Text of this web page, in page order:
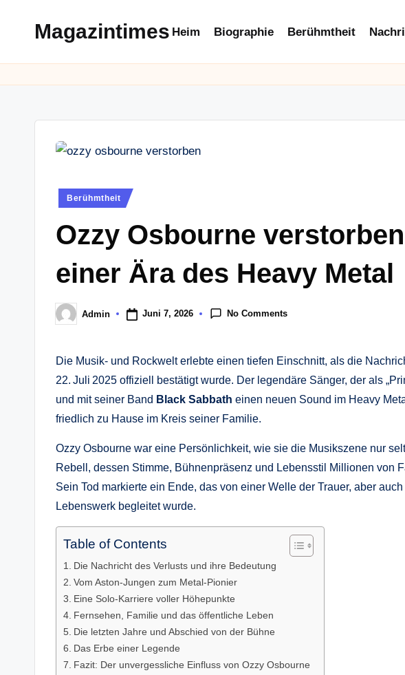
Magazintimes Heim Biographie Berühmtheit
Posted
Berühmtheit
Ozzy Osbourne
einer Ära des Heavy Metal
Posted
by
Admin Juni 7, 2026 No Comments
Die Musik‑ und Rockwelt erlebte einen tiefen Einschnitt, als die
22. Juli 2025 offiziell bestätigt wurde. Der legendäre Sänger, der als
und mit seiner Band Black Sabbath einen neuen Sound im Heavy
friedlich zu Hause im Kreis seiner Familie.
Ozzy Osbourne war eine Persönlichkeit, wie sie die Musikszene nur
Rebell, dessen Stimme, Bühnenpräsenz und Lebensstil Millionen von
Sein Tod markierte ein Ende, das von einer Welle der Trauer, aber
Lebenswerk begleitet wurde.
Table of Contents
Die Nachricht des Verlusts und ihre Bedeutung
Vom Aston‑Jungen zum Metal‑Pionier
Eine Solo‑Karriere voller Höhepunkte
Fernsehen, Familie und das öffentliche Leben
Die letzten Jahre und Abschied von der Bühne
Das Erbe einer Legende
Fazit: Der unvergessliche Einfluss von Ozzy Osbourne